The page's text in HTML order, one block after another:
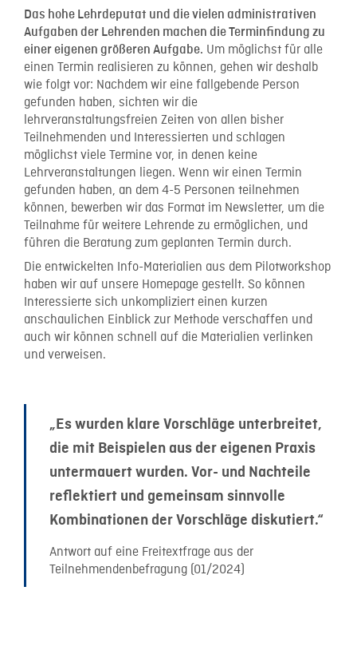
Das hohe Lehrdeputat und die vielen administrativen
Aufgaben der Lehrenden machen die Terminfindung zu
einer eigenen größeren Aufgabe. Um möglichst für alle
einen Termin realisieren zu können, gehen wir deshalb
wie folgt vor: Nachdem wir eine fallgebende Person
gefunden haben, sichten wir die
lehrveranstaltungsfreien Zeiten von allen bisher
Teilnehmenden und Interessierten und schlagen
möglichst viele Termine vor, in denen keine
Lehrveranstaltungen liegen. Wenn wir einen Termin
gefunden haben, an dem 4-5 Personen teilnehmen
können, bewerben wir das Format im Newsletter, um die
Teilnahme für weitere Lehrende zu ermöglichen, und
führen die Beratung zum geplanten Termin durch.
Die entwickelten Info-Materialien aus dem Pilotworkshop
haben wir auf unsere Homepage gestellt. So können
Interessierte sich unkompliziert einen kurzen
anschaulichen Einblick zur Methode verschaffen und
auch wir können schnell auf die Materialien verlinken
und verweisen.
„Es wurden klare Vorschläge unterbreitet,
die mit Beispielen aus der eigenen Praxis
untermauert wurden. Vor- und Nachteile
reflektiert und gemeinsam sinnvolle
Kombinationen der Vorschläge diskutiert.“
Antwort auf eine Freitextfrage aus der
Teilnehmendenbefragung (01/2024)